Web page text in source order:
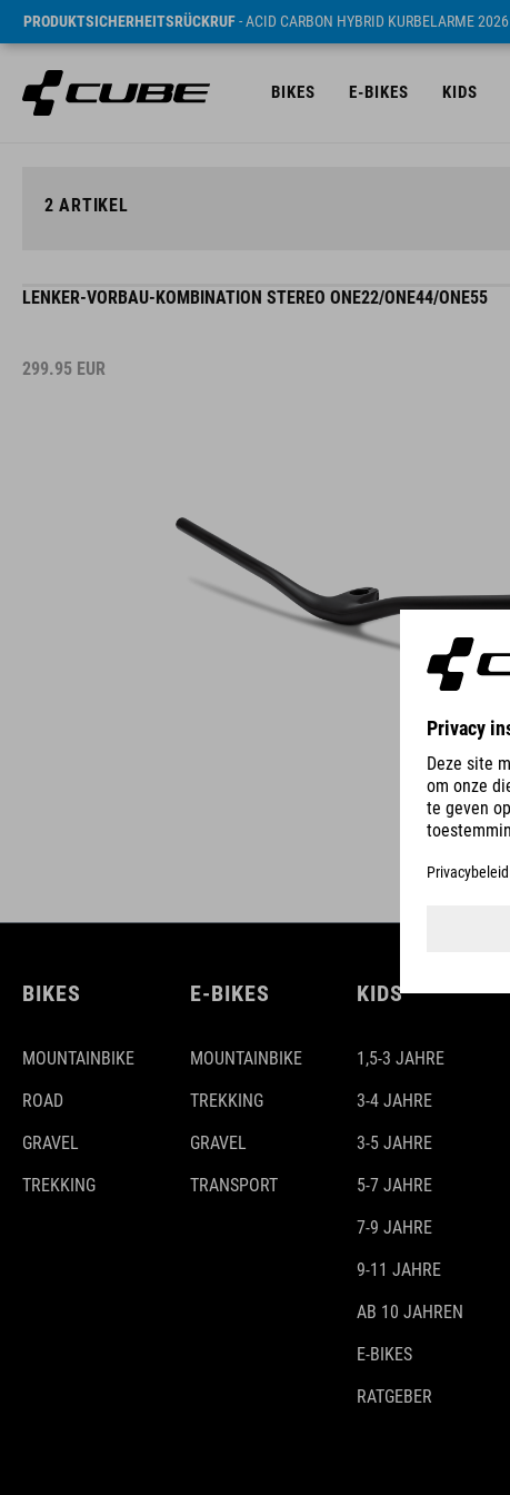
PRODUKTSICHERHEITSRÜCKRUF- ACID CARBON HYBRID KURBELARME 2026
BIKES E-BIKES KIDS
2 ARTIKEL
LENKER-VORBAU-KOMBINATION STEREO ONE22/ONE44/ONE55
299.95 EUR
BIKES
MOUNTAINBIKE
ROAD
GRAVEL
TREKKING
E-BIKES
MOUNTAINBIKE
TREKKING
GRAVEL
TRANSPORT
KIDS
1,5-3 JAHRE
3-4 JAHRE
3-5 JAHRE
5-7 JAHRE
7-9 JAHRE
9-11 JAHRE
AB 10 JAHREN
E-BIKES
RATGEBER